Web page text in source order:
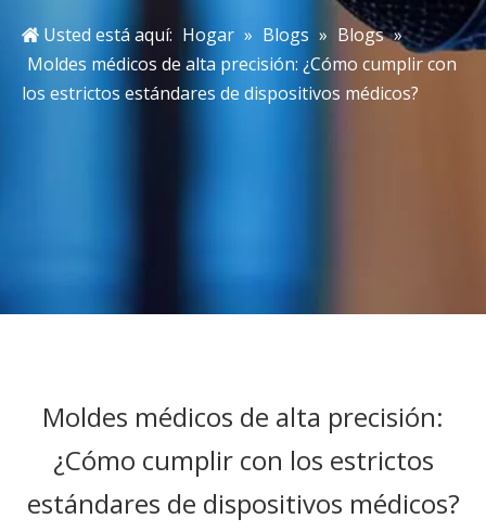
Usted está aquí: Hogar » Blogs » Blogs »
Moldes médicos de alta precisión: ¿Cómo cumplir con
los estrictos estándares de dispositivos médicos?
Moldes médicos de alta precisión:
¿Cómo cumplir con los estrictos
estándares de dispositivos médicos?